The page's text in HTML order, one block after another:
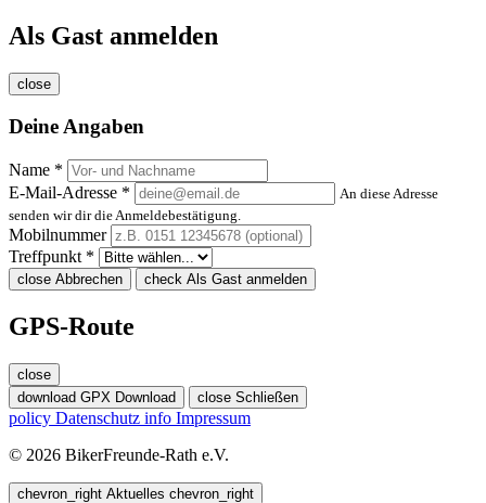
Als Gast anmelden
close
Deine Angaben
Name *
E-Mail-Adresse *
An diese Adresse
senden wir dir die Anmeldebestätigung.
Mobilnummer
Treffpunkt *
close Abbrechen check Als Gast anmelden
GPS-Route
close
download GPX Download close Schließen
policy Datenschutz info Impressum
© 2026 BikerFreunde-Rath e.V.
chevron_right Aktuelles chevron_right